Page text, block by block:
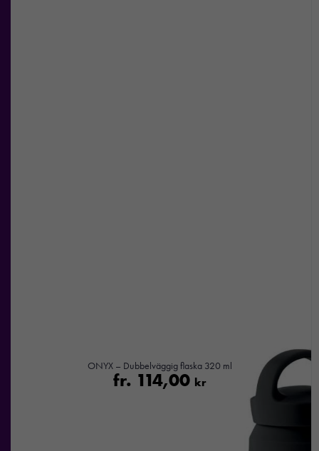
ONYX – Dubbelväggig flaska 320 ml
fr. 114,00 kr